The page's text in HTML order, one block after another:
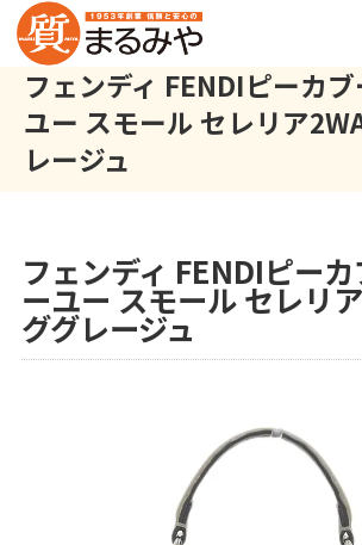
フェンディ FENDIピーカ
ユー スモール セレリア
レージュ
フェンディ FENDIピー
ーユー スモール セレリ
ググレージュ